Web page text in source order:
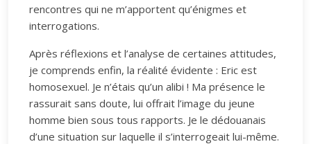
rencontres qui ne m’apportent qu’énigmes et
interrogations.
Après réflexions et l’analyse de certaines attitudes,
je comprends enfin, la réalité évidente : Eric est
homosexuel. Je n’étais qu’un alibi ! Ma présence le
rassurait sans doute, lui offrait l’image du jeune
homme bien sous tous rapports. Je le dédouanais
d’une situation sur laquelle il s’interrogeait lui-même.